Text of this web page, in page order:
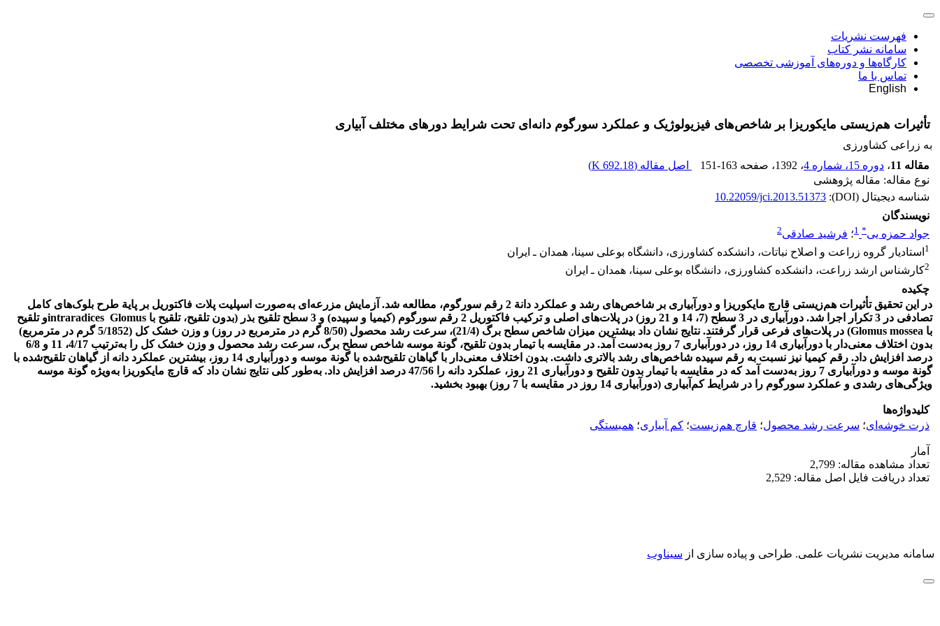
فهرست نشریات
سامانه نشر کتاب
کارگاه‌ها و دوره‌های آموزشی تخصصی
تماس با ما
English
تأثیرات هم‌زیستی مایکوریزا بر شاخص‌های فیزیولوژیک و عملکرد سورگوم دانه‌ای تحت شرایط دورهای مختلف آبیاری
به زراعی کشاورزی
مقاله 11
، دوره 15، شماره 4 ، 1392 ، صفحه 151-163 اصل مقاله (692.18 K
)
نوع مقاله: مقاله پژوهشی
شناسه دیجیتال (DOI):
10.22059/jci.2013.51373
نویسندگان
جواد حمزه یی*
1؛ فرشید صادقی2
1 استادیار گروه زراعت و اصلاح نباتات، دانشکده کشاورزی، دانشگاه بوعلی سینا، همدان ـ ایران
2کارشناس ارشد زراعت، دانشکده کشاورزی، دانشگاه بوعلی سینا، همدان ـ ایران
چکیده
در این تحقیق تأثیرات هم‌زیستی قارچ مایکوریزا و دور‌آبیاری بر شاخص‌های رشد و عملکرد دانة 2 رقم سورگوم، مطالعه شد. آزمایش مزرعه‌ای به‌صورت اسپلیت پلات فاکتوریل بر پایة طرح بلوک‌های کامل
تصادفی در 3 تکرار اجرا شد. دور‌آبیاری در 3 سطح (7، 14 و 21 روز) در پلات‌های اصلی و ترکیب فاکتوریل 2 رقم سورگوم (کیمیا و سپیده) و 3 سطح تلقیح بذر (بدون تلقیح، تلقیح با intraradices Glomusو تلقیح
با Glomus mossea) در پلات‌های فرعی قرار گرفتند. نتایج نشان داد بیشترین میزان شاخص سطح برگ (21/4)، سرعت رشد محصول (8/50 گرم در متر‌مربع در روز) و وزن خشک کل (5/1852 گرم در متر‌مربع)
بدون اختلاف معنی‌‌دار با دورآبیاری 14 روز، در دور‌آبیاری 7 روز به‌دست آمد. در مقایسه با تیمار بدون تلقیح، گونة موسه شاخص سطح برگ، سرعت رشد محصول و وزن خشک کل را به‌ترتیب 4/17، 11 و 6/8
درصد افزایش داد. رقم کیمیا نیز نسبت به رقم سپیده شاخص‌های رشد بالاتری داشت. بدون اختلاف معنی‌‌دار با گیاهان تلقیح‌شده با گونة موسه و دورآبیاری 14 روز، بیشترین عملکرد دانه از گیاهان تلقیح‌شده با
گونة موسه و دورآبیاری 7 روز به‌دست آمد که در مقایسه با تیمار بدون تلقیح و دورآبیاری 21 روز، عملکرد دانه را 47/56 درصد افزایش داد. به‌طور کلی نتایج نشان داد که قارچ مایکوریزا به‌ویژه گونة موسه
ویژگی‌های رشدی و عملکرد سورگوم را در شرایط کم‌آبیاری (دورآبیاری 14 روز در مقایسه با 7 روز) بهبود بخشید.
کلیدواژه‌ها
ذرت خوشه‌ای؛ سرعت رشد محصول؛ قارچ هم‌زیست؛ کم ‌آبیاری؛ همبستگی
آمار
تعداد مشاهده مقاله: 2,799
تعداد دریافت فایل اصل مقاله: 2,529
سامانه مدیریت نشریات علمی. طراحی و پیاده سازی از سیناوب